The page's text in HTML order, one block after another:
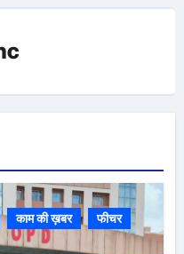
काम की ख़बर फीचर